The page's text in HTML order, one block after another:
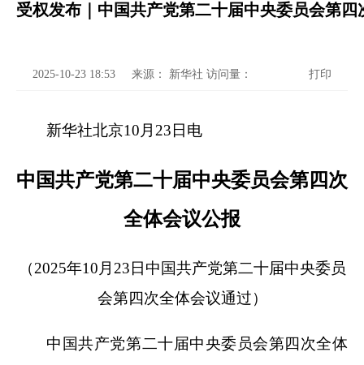
受权发布｜中国共产党第二十届中央委员会第四
2025-10-23 18:53 来源： 新华社 访问量： 打印
新华社北京10月23日电
中国共产党第二十届中央委员会第四次
全体会议公报
（2025年10月23日中国共产党第二十届中央委员
会第四次全体会议通过）
中国共产党第二十届中央委员会第四次全体